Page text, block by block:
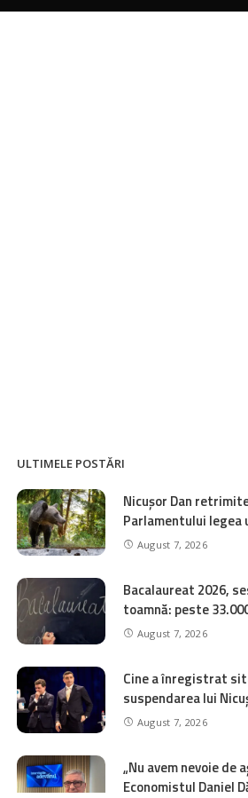
ULTIMELE POSTĂRI
Nicușor Dan
Parlamentului legea
cere un sistem
August 7, 2026
Bacalaureat 2026,
toamnă: peste
candidați susțin
August 7, 2026
Cine a înregistrat
suspendarea lui
Încasări de peste
August 7, 2026
„Nu avem nevoie de
Economistul Daniel